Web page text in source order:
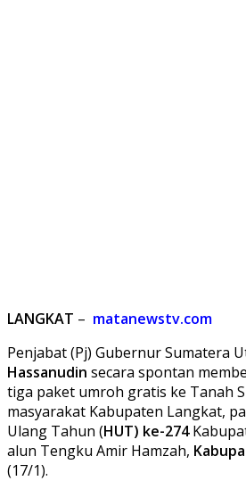
LANGKAT – matanewstv.com
Penjabat (Pj) Gubernur Sumatera
Hassanudin secara spontan
tiga paket umroh gratis ke Tanah
masyarakat Kabupaten Langkat,
Ulang Tahun (HUT) ke-274
alun Tengku Amir Hamzah,
(17/1).